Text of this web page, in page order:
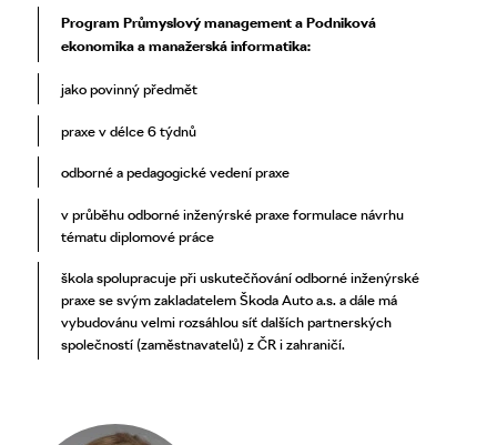
Program Průmyslový management a Podniková
ekonomika a manažerská informatika:
jako povinný předmět
praxe v délce 6 týdnů
odborné a pedagogické vedení praxe
v průběhu odborné inženýrské praxe formulace návrhu
tématu diplomové práce
škola spolupracuje při uskutečňování odborné inženýrské
praxe se svým zakladatelem Škoda Auto a.s. a dále má
vybudovánu velmi rozsáhlou síť dalších partnerských
společností (zaměstnavatelů) z ČR i zahraničí.